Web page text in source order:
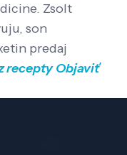
Zsolt
son
predaj
recepty Objaviť